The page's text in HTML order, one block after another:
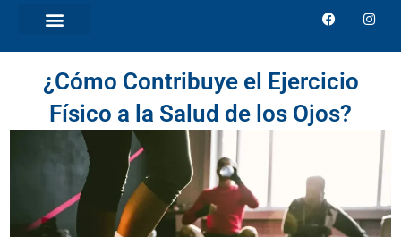
F
a
e
o
o
k
I
n
t
¿Cómo Contribuye el Ejercicio
Físico a la Salud de los Ojos?